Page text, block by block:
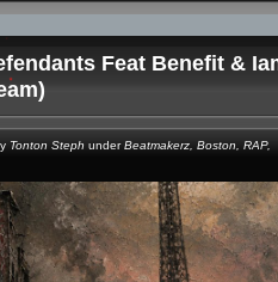
Feat Benefit &
Tonton Steph underBeatmakerz Boston RAP,